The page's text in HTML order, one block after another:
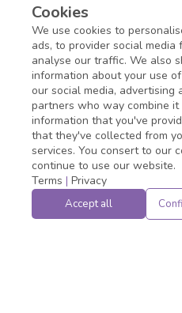
Remarks
Horário e Escala: 00:10 AS
Application deadline expired!
Cookies
We use cookies to
ads, to provider social media
analyse our traffic. We also
information about your use
our social media, advertising
partners who way combine
information that you've
that they've collected from
services. You consert to our
continue to use our website.
Terms | Privacy
Accept all